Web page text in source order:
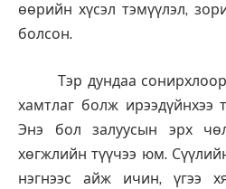
өөрийн хүсэл тэмүүлэл,
болсон.
Тэр дундаа
хамтлаг болж ирээдүйнхээ
Энэ бол залуусын эрх
хөгжлийн түүчээ юм.
нэгнээс айж ичин, үгээ